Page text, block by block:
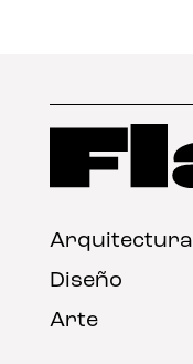
Arquitectura
Diseño
Arte